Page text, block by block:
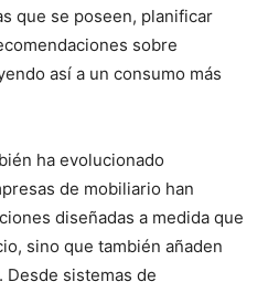
que se poseen, planificar
sobre
así a un consumo más
ha evolucionado
de mobiliario han
diseñadas a medida que
sino que también añaden
Desde sistemas de